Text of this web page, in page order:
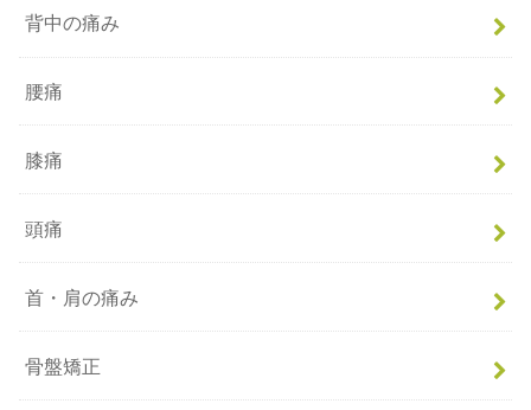
背中の痛み
腰痛
膝痛
頭痛
首・肩の痛み
骨盤矯正